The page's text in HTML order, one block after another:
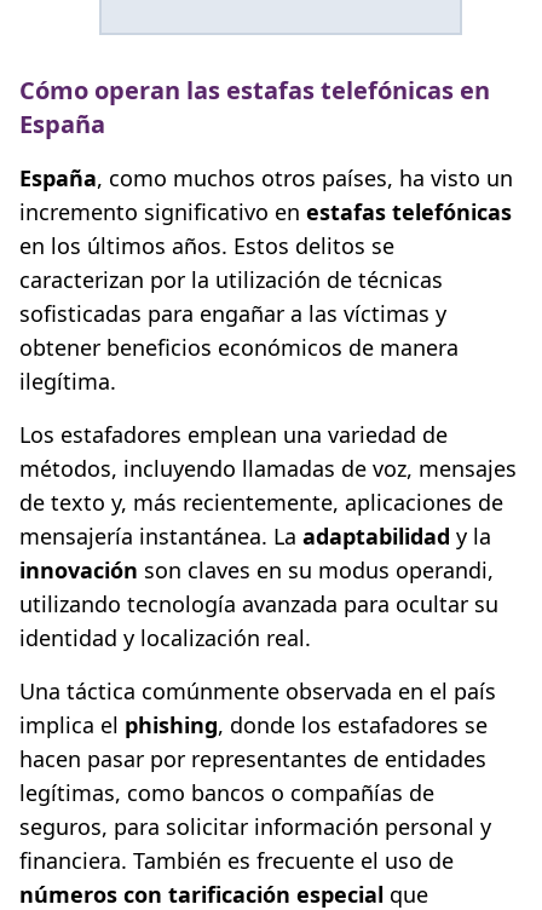
Cómo operan las estafas telefónicas en
España
España, como muchos otros países, ha visto un
incremento significativo en estafas telefónicas
en los últimos años. Estos delitos se
caracterizan por la utilización de técnicas
sofisticadas para engañar a las víctimas y
obtener beneficios económicos de manera
ilegítima.
Los estafadores emplean una variedad de
métodos, incluyendo llamadas de voz, mensajes
de texto y, más recientemente, aplicaciones de
mensajería instantánea. La adaptabilidad y la
innovación son claves en su modus operandi,
utilizando tecnología avanzada para ocultar su
identidad y localización real.
Una táctica comúnmente observada en el país
implica el phishing, donde los estafadores se
hacen pasar por representantes de entidades
legítimas, como bancos o compañías de
seguros, para solicitar información personal y
financiera. También es frecuente el uso de
números con tarificación especial que